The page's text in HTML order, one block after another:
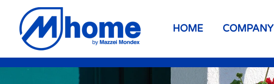
Skip to main content HOME COMPANY